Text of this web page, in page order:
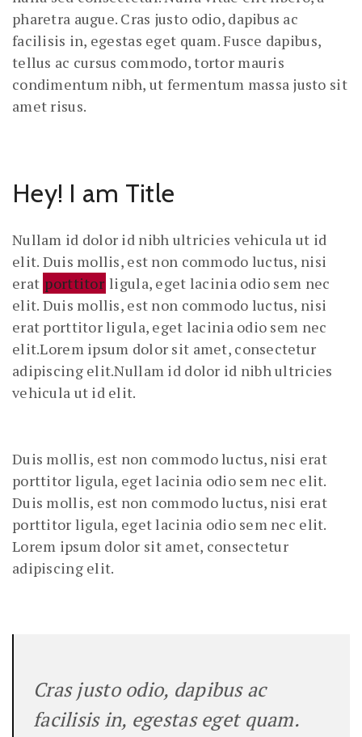
pharetra augue. Cras justo odio, dapibus ac
facilisis in, egestas eget quam. Fusce dapibus,
tellus ac cursus commodo, tortor mauris
condimentum nibh, ut fermentum massa justo sit
amet risus.
Hey! I am Title
Nullam id dolor id nibh ultricies vehicula ut id
elit. Duis mollis, est non commodo luctus, nisi
erat porttitor ligula, eget lacinia odio sem nec
elit. Duis mollis, est non commodo luctus, nisi
erat porttitor ligula, eget lacinia odio sem nec
elit.Lorem ipsum dolor sit amet, consectetur
adipiscing elit.Nullam id dolor id nibh ultricies
vehicula ut id elit.
Duis mollis, est non commodo luctus, nisi erat
porttitor ligula, eget lacinia odio sem nec elit.
Duis mollis, est non commodo luctus, nisi erat
porttitor ligula, eget lacinia odio sem nec elit.
Lorem ipsum dolor sit amet, consectetur
adipiscing elit.
Cras justo odio, dapibus ac
facilisis in, egestas eget quam.